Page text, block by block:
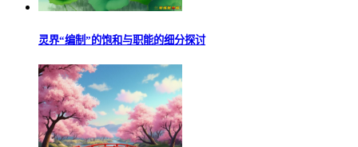
灵界“编制”的饱和与职能的细分探讨